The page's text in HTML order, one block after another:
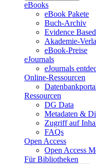
eBooks
eBook Pakete
Buch-Archiv
Evidence
Akademie-
eBook-Preise
eJournals
eJournals
Online-Ressourcen
Ressourcen
DG Data
Metadaten &
Zugriff auf
FAQs
Open Access
Open Access
Für Bibliotheken